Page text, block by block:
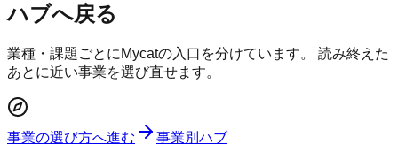
ハブへ戻る
業種・課題ごとにMycatの入口を分けています。 読み終えた
あとに近い事業を選び直せます。
事業の選び方へ進む 事業別ハブ